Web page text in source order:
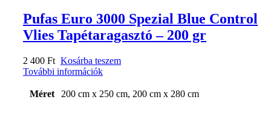
Pufas Euro 3000 Spezial Blue Control
Vlies Tapétaragasztó – 200 gr
2 400 Ft Kosárba teszem
További információk
Méret 200 cm x 250 cm, 200 cm x 280 cm